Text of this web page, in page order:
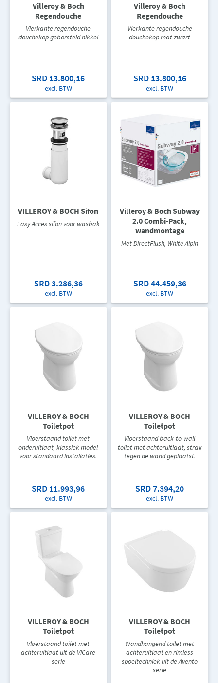
Villeroy & Boch
Regendouche
Vierkante regendouche
douchekop geborsteld nikkel
SRD 13.800,16
excl. BTW
Villeroy & Boch
Regendouche
Vierkante regendouche
douchekop mat zwart
SRD 13.800,16
excl. BTW
VILLEROY & BOCH Sifon
Easy Acces sifon voor wasbak
SRD 3.286,36
excl. BTW
Villeroy & Boch Subway
2.0 Combi-Pack,
wandmontage
Met DirectFlush, White Alpin
SRD 44.459,36
excl. BTW
VILLEROY & BOCH
Toiletpot
Vloerstaand toilet met
onderuitlaat, klassiek model
voor standaard installaties.
SRD 11.993,96
excl. BTW
VILLEROY & BOCH
Toiletpot
Vloerstaand back-to-wall
toilet met achteruitlaat, strak
tegen de wand geplaatst.
SRD 7.394,20
excl. BTW
VILLEROY & BOCH
Toiletpot
Vloerstaand toilet met
achteruitlaat uit de ViCare
serie
VILLEROY & BOCH
Toiletpot
Wandhangend toilet met
achteruitlaat en rimless
spoeltechniek uit de Avento
serie